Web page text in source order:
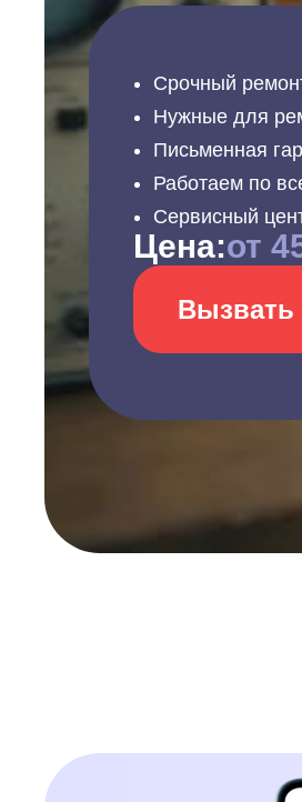
Срочный
Нужные для
Письменная
Работаем по
Сервисный
Цена:от
Вызвать